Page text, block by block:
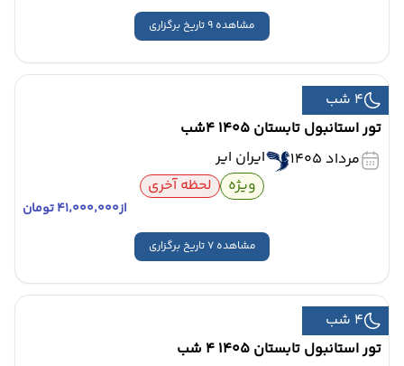
مشاهده 9 تاریخ برگزاری
4 شب
تور استانبول تابستان 1405 4شب
مرداد 1405
ایران ایر
ویژه
لحظه آخری
۴۱٬۰۰۰٬۰۰۰ تومان
مشاهده 7 تاریخ برگزاری
4 شب
تور استانبول تابستان 1405 4 شب